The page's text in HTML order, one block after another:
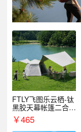
FTLY飞图乐云栖-钛
黑胶天幕帐篷二合一
TMTZ0201
￥465